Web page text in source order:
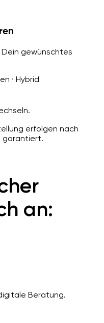
gewünschtes
· Hybrid
erfolgen nach
garantiert.
an:
Beratung.